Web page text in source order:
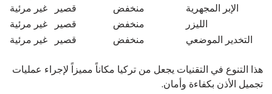
الإبر المجهرية
منخفض قصير
غير مرئية
الليزر
منخفض قصير
غير مرئية
التخدير الموضعي
منخفض قصير غير مرئية
هذا التنوع في التقنيات يجعل من تركيا مكاناً مميزاً لإجراء عمليات
تجميل الأذن بكفاءة وأمان.